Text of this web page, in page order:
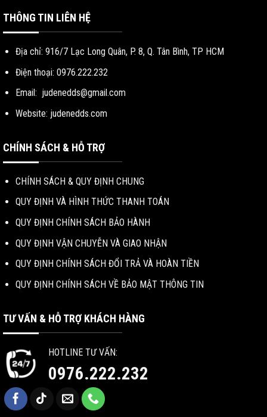
THÔNG TIN LIÊN HỆ
Địa chỉ: 916/7 Lạc Long Quân, P. 8, Q. Tân Bình, TP HCM
Điện thoại: 0976.222.232
Email: judenedds@gmail.com
Website: judenedds.com
CHÍNH SÁCH & HỖ TRỢ
CHÍNH SÁCH & QUY ĐỊNH CHUNG
QUY ĐỊNH VÀ HÌNH THỨC THANH TOÁN
QUY ĐỊNH CHÍNH SÁCH BẢO HÀNH
QUY ĐỊNH VẬN CHUYỄN VÀ GIAO NHẬN
QUY ĐỊNH CHÍNH SÁCH ĐỔI TRẢ VÀ HOÀN TIỀN
QUY ĐỊNH CHÍNH SÁCH VỀ BẢO MẬT THÔNG TIN
TƯ VẤN & HỖ TRỢ KHÁCH HÀNG
HOTLINE TƯ VẤN:
0976.222.232